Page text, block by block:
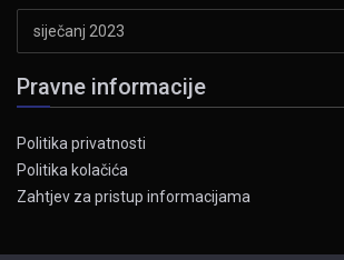
Pravne informacije
Politika privatnosti
Politika kolačića
Zahtjev za pristup informacijama